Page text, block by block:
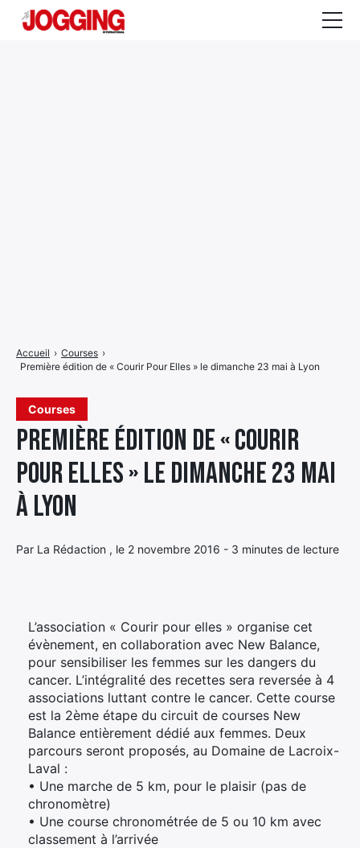
Courses
Première édition de « Courir
Pour Elles » le dimanche 23 mai
à Lyon
Par La Rédaction , le 2 novembre 2016 - 3 minutes de lecture
Accueil › Courses ›
Première édition de « Courir Pour Elles » le dimanche 23 mai à Lyon
L’association « Courir pour elles » organise cet
évènement, en collaboration avec New Balance,
pour sensibiliser les femmes sur les dangers du
cancer. L’intégralité des recettes sera reversée à 4
associations luttant contre le cancer. Cette course
est la 2ème étape du circuit de courses New
Balance entièrement dédié aux femmes. Deux
parcours seront proposés, au Domaine de Lacroix-
Laval :
• Une marche de 5 km, pour le plaisir (pas de
chronomètre)
• Une course chronométrée de 5 ou 10 km avec
classement à l’arrivée
menu
menumenu